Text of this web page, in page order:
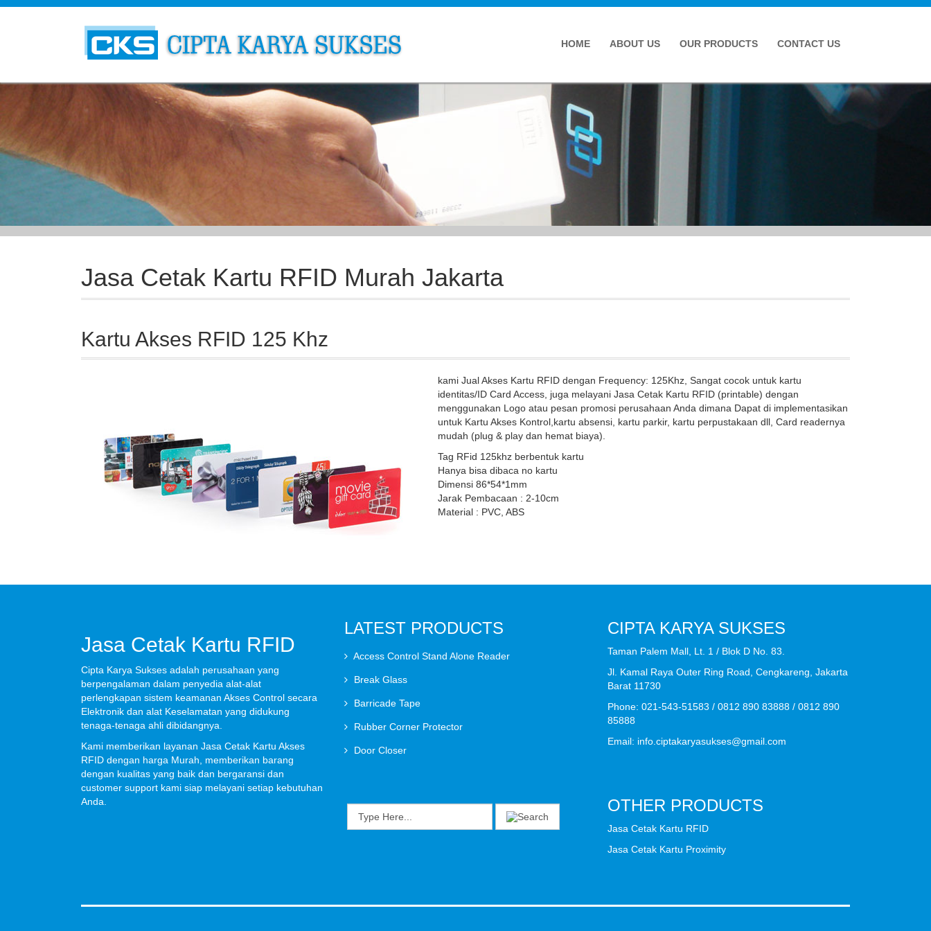
HOME ABOUT US OUR PRODUCTS CONTACT US
Jasa Cetak Kartu RFID Murah Jakarta
Kartu Akses RFID 125 Khz
kami Jual Akses Kartu RFID dengan Frequency: 125Khz, Sangat cocok untuk kartu
identitas/ID Card Access, juga melayani Jasa Cetak Kartu RFID (printable) dengan
menggunakan Logo atau pesan promosi perusahaan Anda dimana Dapat di implementasikan
untuk Kartu Akses Kontrol,kartu absensi, kartu parkir, kartu perpustakaan dll, Card readernya
mudah (plug & play dan hemat biaya).
Tag RFid 125khz berbentuk kartu
Hanya bisa dibaca no kartu
Dimensi 86*54*1mm
Jarak Pembacaan : 2-10cm
Material : PVC, ABS
Jasa Cetak Kartu RFID
Cipta Karya Sukses adalah perusahaan yang
berpengalaman dalam penyedia alat-alat
perlengkapan sistem keamanan Akses Control secara
Elektronik dan alat Keselamatan yang didukung
tenaga-tenaga ahli dibidangnya.
Kami memberikan layanan Jasa Cetak Kartu Akses
RFID dengan harga Murah, memberikan barang
dengan kualitas yang baik dan bergaransi dan
customer support kami siap melayani setiap kebutuhan
Anda.
LATEST PRODUCTS
Access Control Stand Alone Reader
Break Glass
Barricade Tape
Rubber Corner Protector
Door Closer
CIPTA KARYA SUKSES
Taman Palem Mall, Lt. 1 / Blok D No. 83.
Jl. Kamal Raya Outer Ring Road, Cengkareng, Jakarta
Barat 11730
Phone: 021-543-51583 / 0812 890 83888 / 0812 890
85888
Email: info.ciptakaryasukses@gmail.com
OTHER PRODUCTS
Jasa Cetak Kartu RFID
Jasa Cetak Kartu Proximity